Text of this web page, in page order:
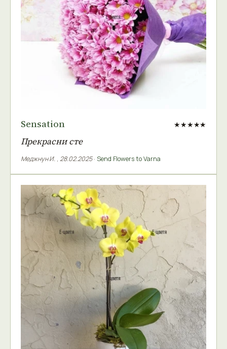
Sensation ★★★★★
Прекрасни сте
Меджнун И. , 28.02.2025· Send Flowers to Varna